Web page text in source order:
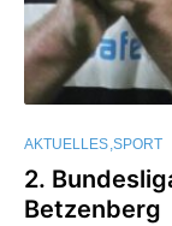
AKTUELLES SPORT
2.
Betzenberg